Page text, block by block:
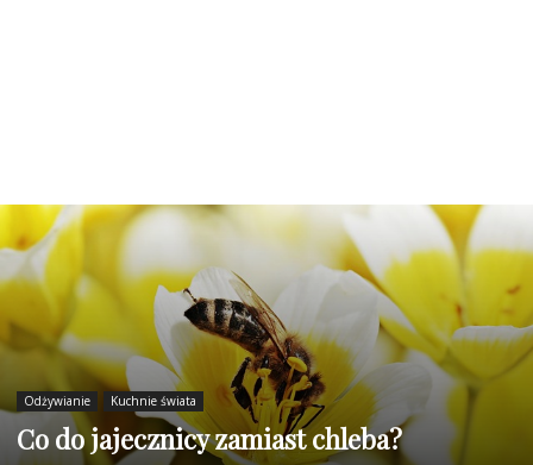
Odżywianie Kuchnie świata
Co do jajecznicy zamiast chleba?